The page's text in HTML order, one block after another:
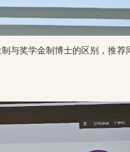
与奖学金制博士的区别，推荐